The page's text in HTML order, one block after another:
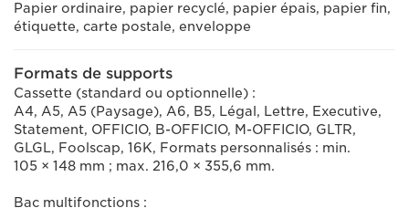
Papier ordinaire, papier recyclé, papier épais, papier fin,
étiquette, carte postale, enveloppe
Formats de supports
Cassette (standard ou optionnelle) :
A4, A5, A5 (Paysage), A6, B5, Légal, Lettre, Executive,
Statement, OFFICIO, B-OFFICIO, M-OFFICIO, GLTR,
GLGL, Foolscap, 16K, Formats personnalisés : min.
105 × 148 mm ; max. 216,0 × 355,6 mm.
Bac multifonctions :